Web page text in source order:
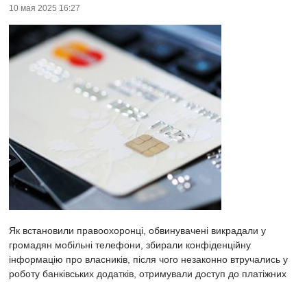
10 мая 2025 16:27
Як встановили правоохоронці, обвинувачені викрадали у
громадян мобільні телефони, збирали конфіденційну
інформацію про власників, після чого незаконно втручались у
роботу банківських додатків, отримували доступ до платіжних